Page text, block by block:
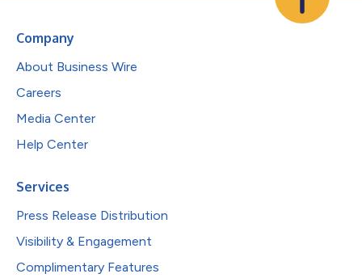
Company
About Business Wire
Careers
Media Center
Help Center
Services
Press Release Distribution
Visibility & Engagement
Complimentary Features